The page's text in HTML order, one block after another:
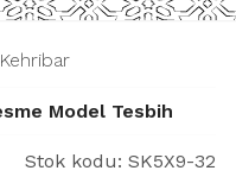
Model Tesbih
Stok kodu: SK5X9-32